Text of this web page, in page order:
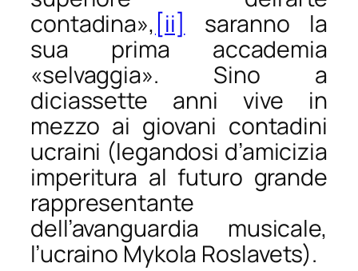
contadina», [ii]
saranno la
sua prima accademia
«selvaggia». Sino a
diciassette anni vive in
mezzo ai giovani contadini
ucraini (legandosi d’amicizia
imperitura al futuro grande
rappresentante
dell’avanguardia musicale,
l’ucraino Mykola Roslavets).